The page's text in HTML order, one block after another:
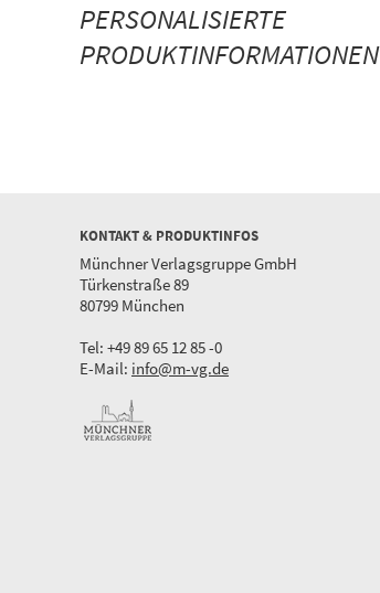
PERSONALISIERTE
PRODUKTINFORMATIONEN
KONTAKT & PRODUKTINFOS
Münchner Verlagsgruppe GmbH
Türkenstraße 89
80799 München
Tel: +49 89 65 12 85 -0
E-Mail: info@m-vg.de